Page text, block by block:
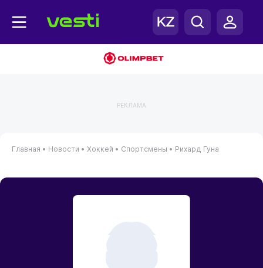
РЕКЛАМА
Главная • Новости • Хоккей • Спортсмены • Рихард Гуна